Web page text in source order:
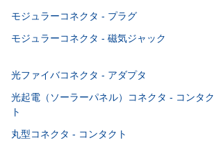
モジュラーコネクタ - プラグ
モジュラーコネクタ - 磁気ジャック
光ファイバコネクタ - アダプタ
光起電（ソーラーパネル）コネクタ - コンタク
ト
丸型コネクタ - コンタクト